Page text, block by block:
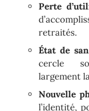
Perte
retraités.
État de
cercle
largement
Nouvelle
l’identité,